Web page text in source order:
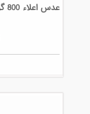
عدس اعلاء 800 گرمی